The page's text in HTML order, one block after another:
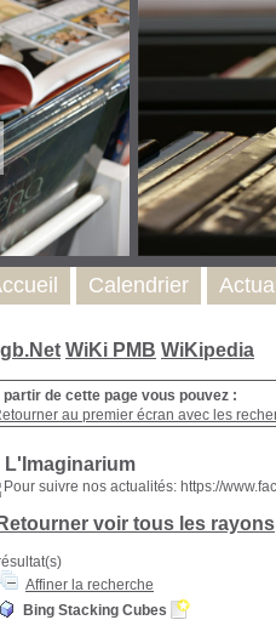
WiKi PMB WiKipedia
partir de cette page vous pouvez :
au premier écran avec les
L'Imaginarium
Pour suivre nos actualités: https://
Affiner la recherche
Bing Stacking Cubes
Calendrier